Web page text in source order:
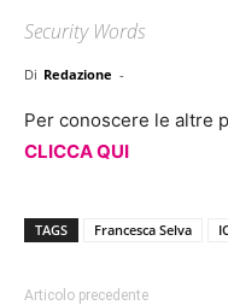
Security Words
Di Redazione -
Per conoscere le altre
CLICCA QUI
TAGS Francesca Selva
Articolo precedente